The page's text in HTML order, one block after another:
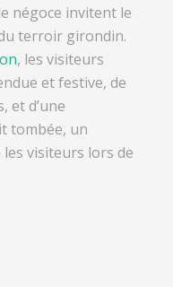
négoce invitent le
terroir girondin.
, les visiteurs
et festive, de
et d’une
tombée, un
visiteurs lors de